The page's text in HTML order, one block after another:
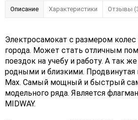
Описание Характеристики Отзывы
Электросамокат с размером
города. Может стать отличным
поездок на учебу и работу. А так
родными и близкими. Продвинутая
Max. Самый мощный и быстрый
модельного ряда. Является
MIDWAY.